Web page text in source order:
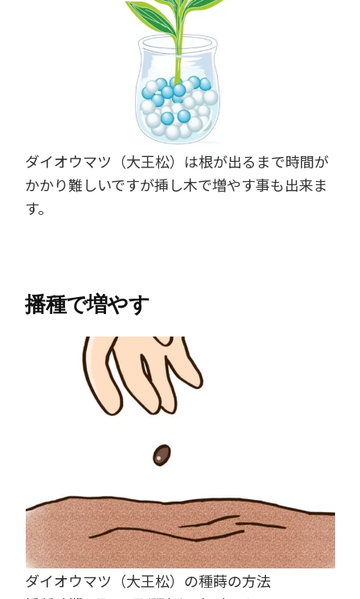
ダイオウマツ（大王松）は根が出るまで時間が
かかり難しいですが挿し木で増やす事も出来ま
す。
播種で増やす
ダイオウマツ（大王松）の種蒔の方法